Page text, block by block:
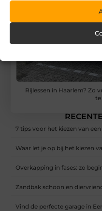
Rijlessen in Haarlem? Zo
te
7 tips voor het kiezen van
Waar let je op bij het kiezen
Overkapping in fases: zo
Zandbak schoon en
Vind de perfecte garage in